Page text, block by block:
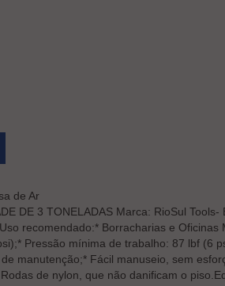
de Ar
DE 3 TONELADAS Marca: RioSul
recomendado:* Borracharias e
Pressão mínima de trabalho: 87 lbf (6
manutenção;* Fácil manuseio, sem
de nylon, que não danificam o